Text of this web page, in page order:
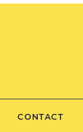
CONTACT